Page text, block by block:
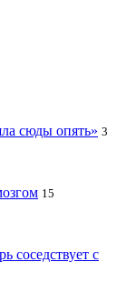
сюды опять» 3
15
соседствует с